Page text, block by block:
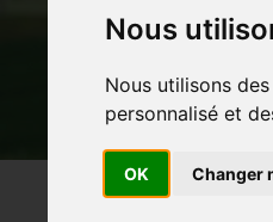
Nous
Nous utilisons
personnalisé et
OK Changer